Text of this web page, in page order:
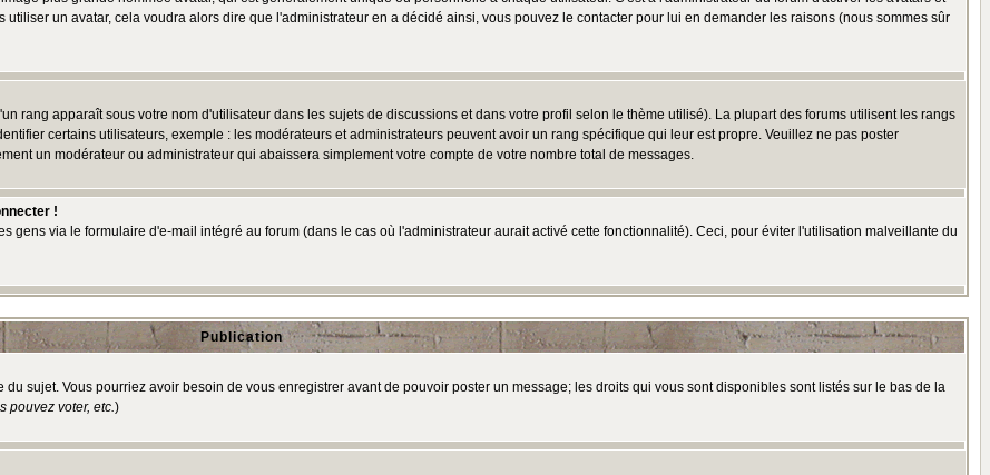
un avatar, cela voudra alors dire que l'administrateur en a décidé ainsi, vous pouvez le contacter pour lui en demander les raisons (nous sommes sûr
rang apparaît sous votre nom d'utilisateur dans les sujets de discussions et dans votre profil selon le thème utilisé). La plupart des forums utilisent les rangs
certains utilisateurs, exemple : les modérateurs et administrateurs peuvent avoir un rang spécifique qui leur est propre. Veuillez ne pas poster
un modérateur ou administrateur qui abaissera simplement votre compte de votre nombre total de messages.
!
gens via le formulaire d'e-mail intégré au forum (dans le cas où l'administrateur aurait activé cette fonctionnalité). Ceci, pour éviter l'utilisation malveillante du
Publication
sujet. Vous pourriez avoir besoin de vous enregistrer avant de pouvoir poster un message; les droits qui vous sont disponibles sont listés sur le bas de la
pouvez voter, etc.)